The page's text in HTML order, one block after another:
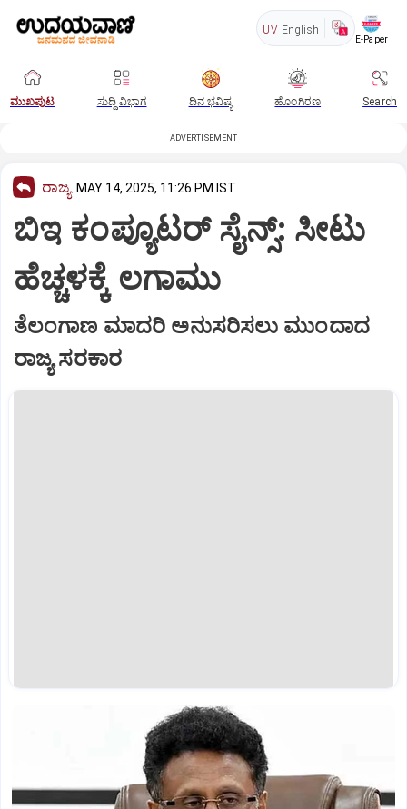
UV English
E-Paper
ಮುಖಪುಟ ಸುದ್ದಿ ವಿಭಾಗ ದಿನ ಭವಿಷ್ಯ ಹೊಂಗಿರಣ Search
ADVERTISEMENT
ರಾಜ್ಯ MAY 14, 2025, 11:26 PM IST
ಬಿಇ ಕಂಪ್ಯೂಟರ್‌ ಸೈನ್ಸ್‌: ಸೀಟು
ಹೆಚ್ಚಳಕ್ಕೆ ಲಗಾಮು
ತೆಲಂಗಾಣ ಮಾದರಿ ಅನುಸರಿಸಲು ಮುಂದಾದ
ರಾಜ್ಯ ಸರಕಾರ